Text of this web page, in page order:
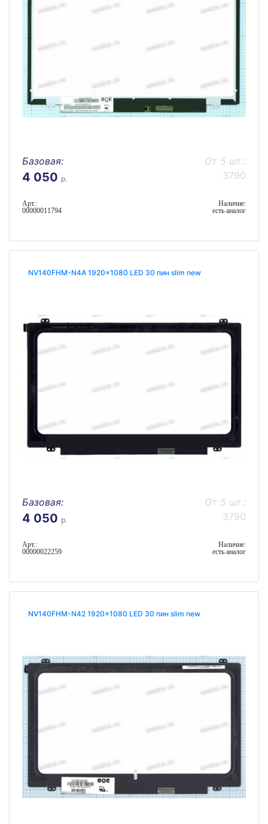
Базовая:
4 050 р.
От 5 шт.:
3790
Арт.:
00000011794
Наличие:
есть аналог
NV140FHM-N4A 1920x1080 LED 30 пин slim new
Базовая:
4 050 р.
От 5 шт.:
3790
Арт.:
00000022259
Наличие:
есть аналог
NV140FHM-N42 1920x1080 LED 30 пин slim new